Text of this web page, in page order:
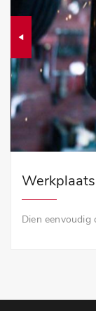
Dien eenvoudig